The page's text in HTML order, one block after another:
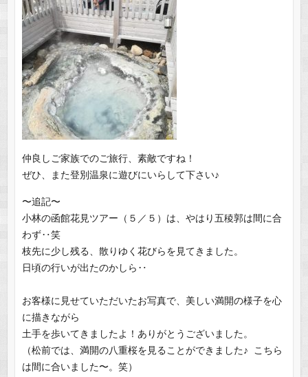
仲良しご家族でのご旅行、素敵ですね！
ぜひ、また登別温泉に遊びにいらして下さい♪
〜追記〜
小林の函館花見ツアー（５／５）は、やはり五稜郭は間に合
わず‥笑
枝先に少し残る、散りゆく花びらを見てきました。
日頃の行いが出たのかしら‥
お客様に見せていただいたお写真で、美しい満開の様子を心
に描きながら
土手を歩いてきましたよ！ありがとうございました。
（松前では、満開の八重桜を見ることができました♪ こちら
は間に合いました〜。笑）